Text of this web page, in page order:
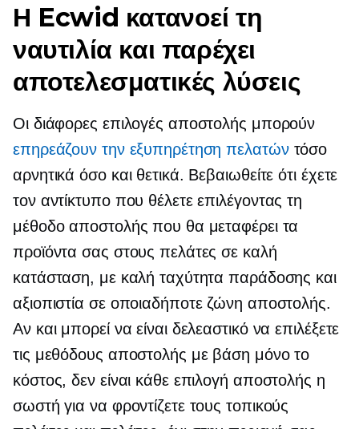
Η Ecwid κατανοεί τη
ναυτιλία και παρέχει
αποτελεσματικές λύσεις
Οι διάφορες επιλογές αποστολής μπορούν
επηρεάζουν την εξυπηρέτηση πελατώντόσο
αρνητικά όσο και θετικά. Βεβαιωθείτε ότι έχετε
τον αντίκτυπο που θέλετε επιλέγοντας τη
μέθοδο αποστολής που θα μεταφέρει τα
προϊόντα σας στους πελάτες σε καλή
κατάσταση, με καλή ταχύτητα παράδοσης και
αξιοπιστία σε οποιαδήποτε ζώνη αποστολής.
Αν και μπορεί να είναι δελεαστικό να επιλέξετε
τις μεθόδους αποστολής με βάση μόνο το
κόστος, δεν είναι κάθε επιλογή αποστολής η
σωστή για να φροντίζετε τους τοπικούς